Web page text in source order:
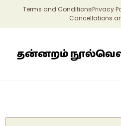
Terms and ConditionsPrivacy
Cancellations
தன்னறம்